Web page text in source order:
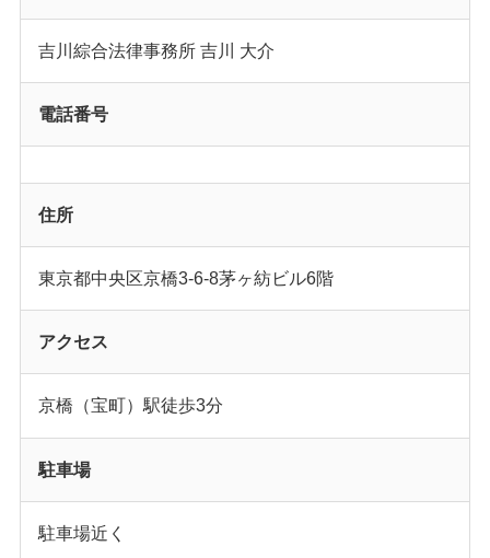
吉川綜合法律事務所 吉川 大介
電話番号
住所
東京都中央区京橋3-6-8茅ヶ紡ビル6階
アクセス
京橋（宝町）駅徒歩3分
駐車場
駐車場近く